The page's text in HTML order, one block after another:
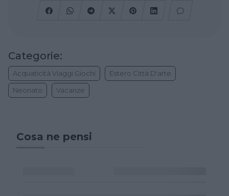
Categorie:
Acquaticità Viaggi Giochi Estero Città D'arte
Neonato Vacanze
Cosa ne pensi